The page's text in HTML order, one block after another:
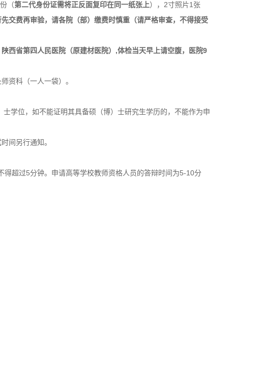
（第二代身份证需将正反面复印在同一纸张上），2寸照片1张
交费再审验，请各院（部）缴费时慎重（请严格审查，不得接受
陕西省第四人民医院（原建材医院）,体检当天早上请空腹，医院9
资科（一人一袋）。
学位，如不能证明其具备硕（博）士研究生学历的，不能作为申
间另行通知。
超过5分钟。申请高等学校教师资格人员的答辩时间为5-10分